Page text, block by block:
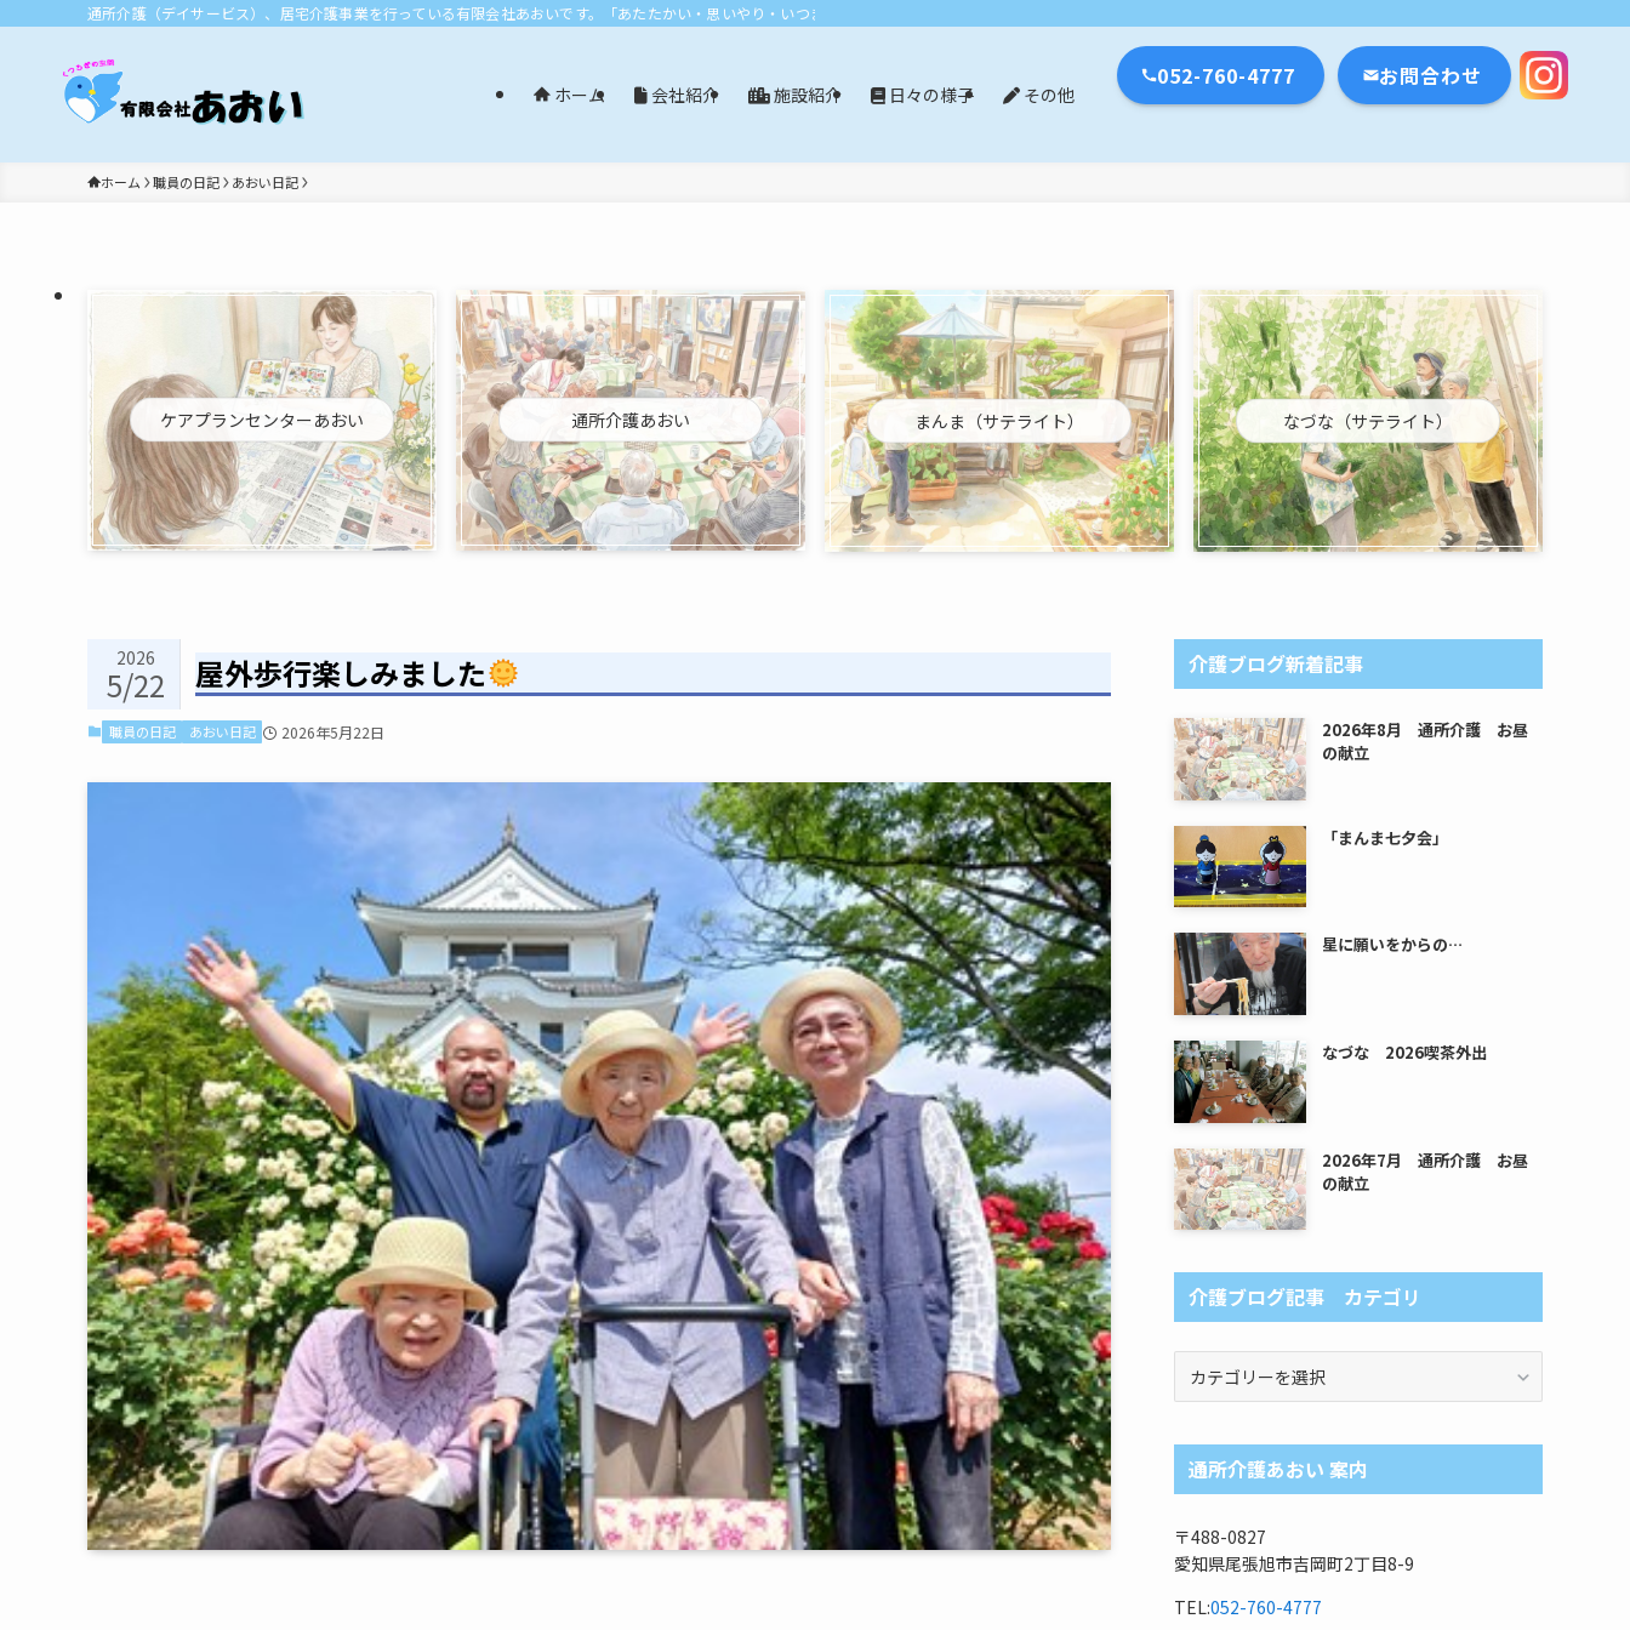
通所介護（デイサービス）、居宅介護事業を行っている有限会社あおいです。「あたたかい・思いやり・いつまでも」エリア：尾張旭市・長久手市・瀬戸市・名古屋市
ホーム 会社紹介 施設紹介 日々の様子 その他
052-760-4777 お問合わせ
ホーム 職員の日記 あおい日記
ケアプランセンターあおい 通所介護あおい まんま（サテライト） なづな（サテライト）
屋外歩行楽しみました
2026
5/22
職員の日記 あおい日記 2026年5月22日
介護ブログ新着記事
2026年8月 通所介護 お昼
の献立
「まんま七夕会」
星に願いをからの…
なづな 2026喫茶外出
2026年7月 通所介護 お昼
の献立
介護ブログ記事 カテゴリ
ロ
グ
記
カ
テ
ゴ
通所介護あおい 案内
〒488-0827
愛知県尾張旭市吉岡町2丁目8-9
TEL:052-760-4777